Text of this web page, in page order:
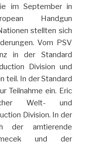
im September in
Handgun
stellten sich
Vom PSV
in der Standard
Division und
teil. In der Standard
Teilnahme ein. Eric
Welt- und
Division. In der
der amtierende
und der